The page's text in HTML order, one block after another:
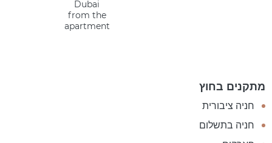
Dubai
from the
apartment
מתקנים בחוץ
חניה ציבורית
חניה בתשלום